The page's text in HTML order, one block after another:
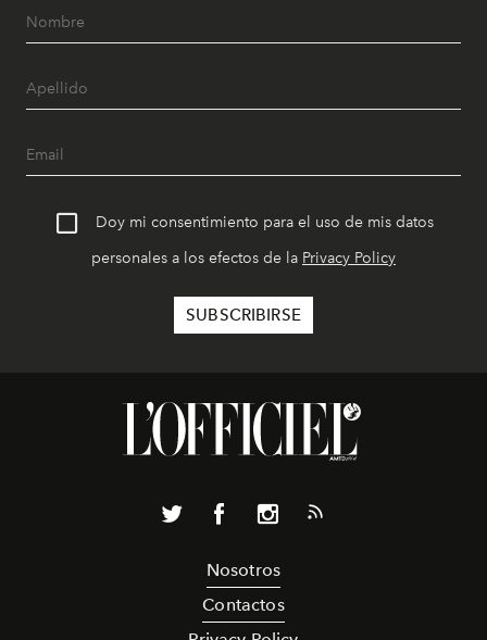
Doy mi consentimiento para el uso de mis datos
personales a los efectos de la Privacy Policy
Nosotros
Contactos